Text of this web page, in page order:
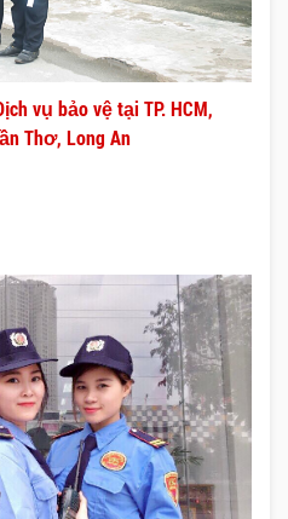
vụ bảo vệ tại TP. HCM,
Thơ, Long An